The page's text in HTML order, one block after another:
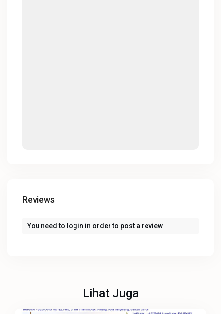
Reviews
You need to login in order to post a review
Lihat Juga